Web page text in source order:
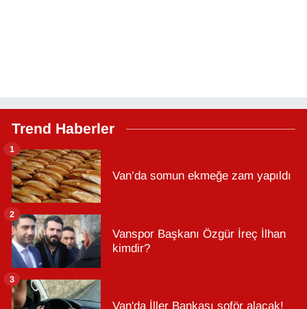
Trend Haberler
Van’da somun ekmeğe zam yapıldı
1
Vanspor Başkanı Özgür İreç İlhan
kimdir?
2
Van'da İller Bankası şoför alacak!
3